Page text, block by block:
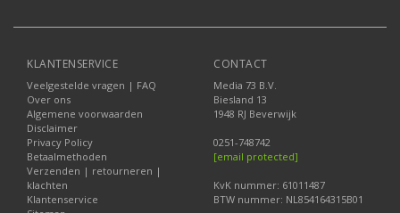
KLANTENSERVICE
Veelgestelde vragen | FAQ
Over ons
Algemene voorwaarden
Disclaimer
Privacy Policy
Betaalmethoden
Verzenden | retourneren |
klachten
Klantenservice
CONTACT
Media 73 B.V.
Biesland 13
1948 RJ Beverwijk
0251-748742
[email protected]
KvK nummer: 61011487
BTW nummer: NL854164315B01